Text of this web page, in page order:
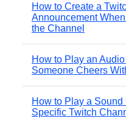
How to Create a
Announcement
the Channel
How to Play an
Someone Cheers
How to Play a Sound
Specific Twitch